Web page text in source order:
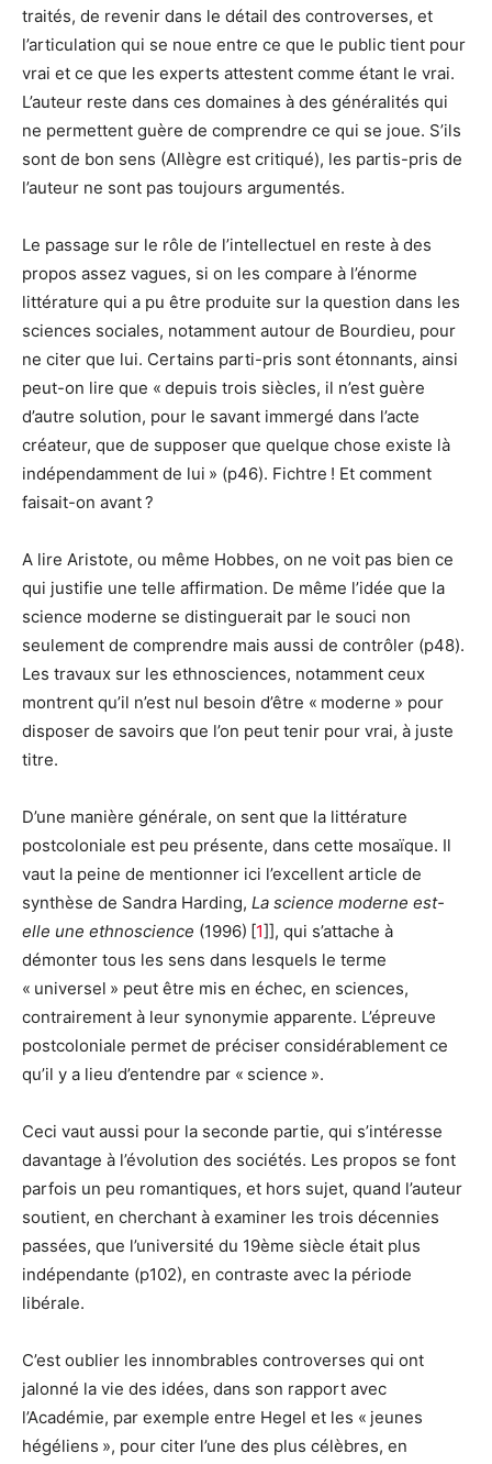
traités, de revenir dans le détail des controverses, et
l’articulation qui se noue entre ce que le public tient pour
vrai et ce que les experts attestent comme étant le vrai.
L’auteur reste dans ces domaines à des généralités qui
ne permettent guère de comprendre ce qui se joue. S’ils
sont de bon sens (Allègre est critiqué), les partis-pris de
l’auteur ne sont pas toujours argumentés.
Le passage sur le rôle de l’intellectuel en reste à des
propos assez vagues, si on les compare à l’énorme
littérature qui a pu être produite sur la question dans les
sciences sociales, notamment autour de Bourdieu, pour
ne citer que lui. Certains parti-pris sont étonnants, ainsi
peut-on lire que « depuis trois siècles, il n’est guère
d’autre solution, pour le savant immergé dans l’acte
créateur, que de supposer que quelque chose existe là
indépendamment de lui » (p46). Fichtre ! Et comment
faisait-on avant ?
A lire Aristote, ou même Hobbes, on ne voit pas bien ce
qui justifie une telle affirmation. De même l’idée que la
science moderne se distinguerait par le souci non
seulement de comprendre mais aussi de contrôler (p48).
Les travaux sur les ethnosciences, notamment ceux
montrent qu’il n’est nul besoin d’être « moderne » pour
disposer de savoirs que l’on peut tenir pour vrai, à juste
titre.
D’une manière générale, on sent que la littérature
postcoloniale est peu présente, dans cette mosaïque. Il
vaut la peine de mentionner ici l’excellent article de
synthèse de Sandra Harding, La science moderne est-
elle une ethnoscience (1996) [1]], qui s’attache à
démonter tous les sens dans lesquels le terme
« universel » peut être mis en échec, en sciences,
contrairement à leur synonymie apparente. L’épreuve
postcoloniale permet de préciser considérablement ce
qu’il y a lieu d’entendre par « science ».
Ceci vaut aussi pour la seconde partie, qui s’intéresse
davantage à l’évolution des sociétés. Les propos se font
parfois un peu romantiques, et hors sujet, quand l’auteur
soutient, en cherchant à examiner les trois décennies
passées, que l’université du 19ème siècle était plus
indépendante (p102), en contraste avec la période
libérale.
C’est oublier les innombrables controverses qui ont
jalonné la vie des idées, dans son rapport avec
l’Académie, par exemple entre Hegel et les « jeunes
hégéliens », pour citer l’une des plus célèbres, en